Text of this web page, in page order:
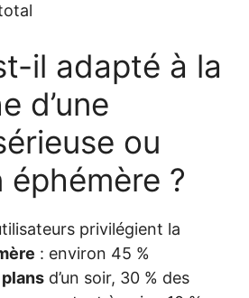
il adapté à la
d’une
ou
éphémère ?
privilégient la
: environ 45 %
plans d’un soir, 30 % des